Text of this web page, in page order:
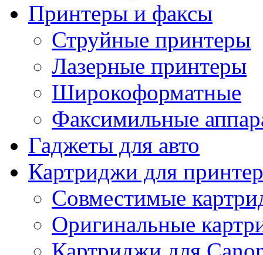
Принтеры и факсы
Струйные принтеры
Лазерные принтеры
Широкоформатные
Факсимильные
Гаджеты для авто
Картриджи для
Совместимые
Оригинальные